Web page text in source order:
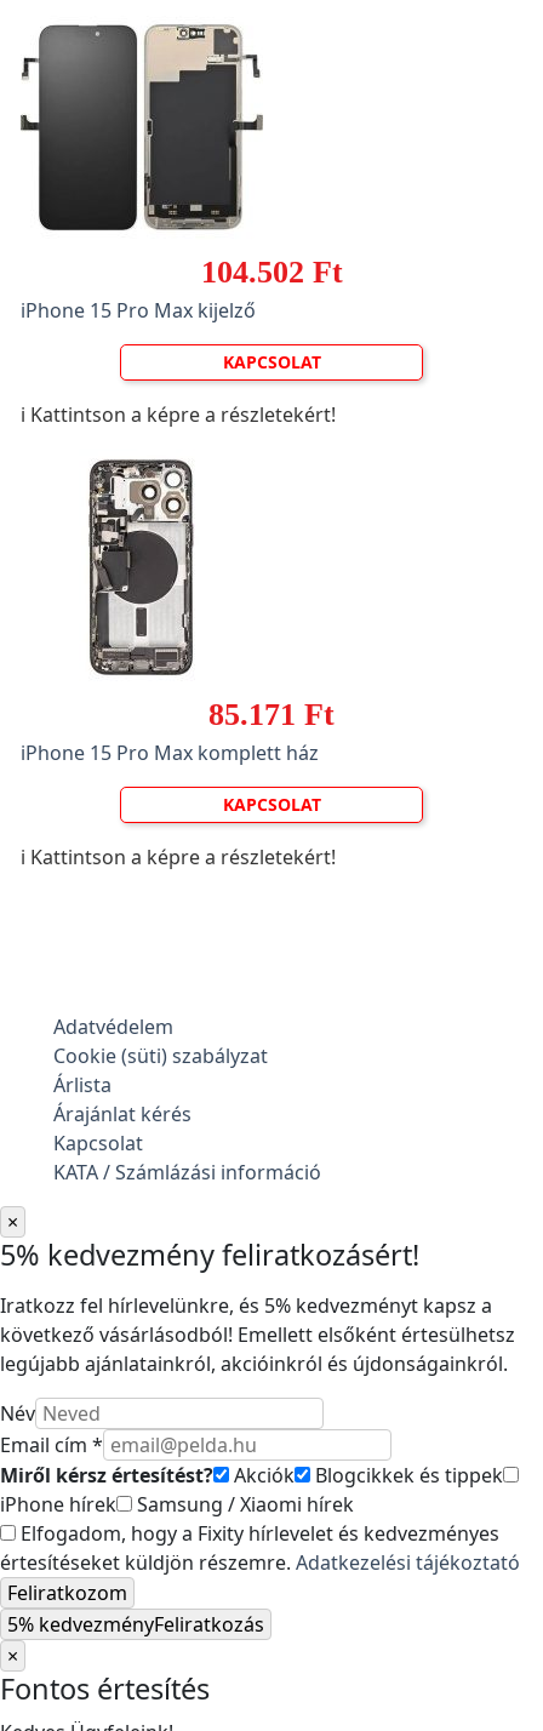
104.502 Ft
iPhone 15 Pro Max kijelző
KAPCSOLAT
ℹ️ Kattintson a képre a részletekért!
85.171 Ft
iPhone 15 Pro Max komplett ház
KAPCSOLAT
ℹ️ Kattintson a képre a részletekért!
Adatvédelem
Cookie (süti) szabályzat
Árlista
Árajánlat kérés
Kapcsolat
KATA / Számlázási információ
×
5% kedvezmény feliratkozásért!
Iratkozz fel hírlevelünkre, és 5% kedvezményt kapsz a
következő vásárlásodból! Emellett elsőként értesülhetsz
legújabb ajánlatainkról, akcióinkról és újdonságainkról.
Név
Email cím *
Miről kérsz értesítést?
Akciók
Blogcikkek és tippek
iPhone hírek
Samsung / Xiaomi hírek
Elfogadom, hogy a Fixity hírlevelet és kedvezményes
értesítéseket küldjön részemre. Adatkezelési tájékoztató
Feliratkozom
5% kedvezményFeliratkozás
×
Fontos értesítés